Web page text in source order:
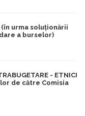
(în urma soluționării
a burselor)
- ETNICI
de către Comisia